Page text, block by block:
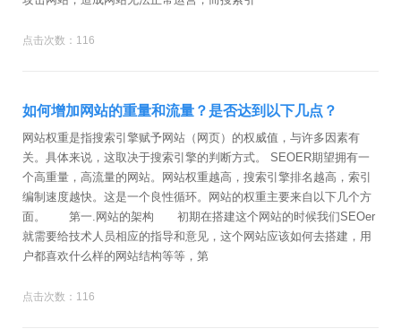
点击次数：116
如何增加网站的重量和流量？是否达到以下几点？
网站权重是指搜索引擎赋予网站（网页）的权威值，与许多因素有
关。具体来说，这取决于搜索引擎的判断方式。 SEOER期望拥有一
个高重量，高流量的网站。网站权重越高，搜索引擎排名越高，索引
编制速度越快。这是一个良性循环。网站的权重主要来自以下几个方
面。 第一.网站的架构 初期在搭建这个网站的时候我们SEOer
就需要给技术人员相应的指导和意见，这个网站应该如何去搭建，用
户都喜欢什么样的网站结构等等，第
点击次数：116